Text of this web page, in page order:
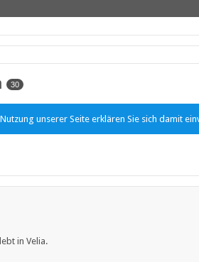
30
unserer Seite erklären Sie sich damit
in Velia.